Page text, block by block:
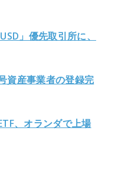
」優先取引所に、
資産事業者の登録完
、オランダで上場